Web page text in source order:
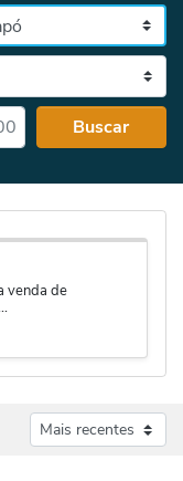
o estado, depois a cidade
Buscar
venda de